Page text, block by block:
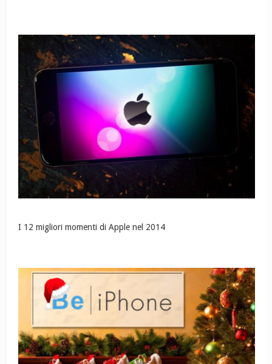
I 12 migliori momenti di Apple nel 2014